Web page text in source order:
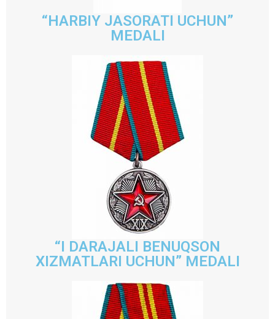
“HARBIY JASORATI UCHUN”
MEDALI
“I DARAJALI BENUQSON
XIZMATLARI UCHUN” MEDALI